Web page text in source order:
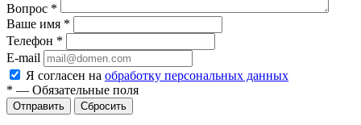
Вопрос *
Ваше имя *
Телефон *
E-mail
Я согласен на обработку персональных данных
* — Обязательные поля
Сбросить